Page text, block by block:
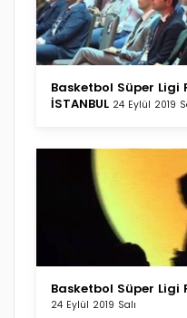
Basketbol Süper
İSTANBUL 24 Eylül 2019
Basketbol Süper Ligi
24 Eylül 2019 Salı